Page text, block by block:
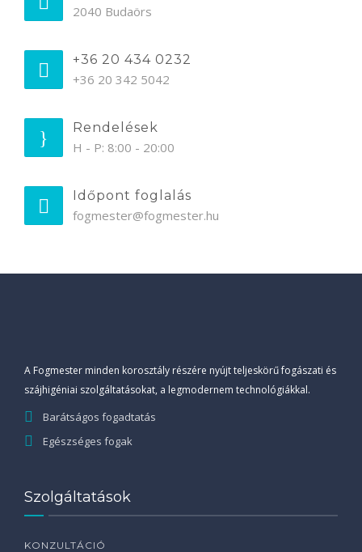
2040 Budaörs
+36 20 434 0232
+36 20 342 5042
Rendelések
H - P: 8:00 - 20:00
Időpont foglalás
fogmester@fogmester.hu
A Fogmester minden korosztály részére nyújt teljeskörű fogászati és
szájhigéniai szolgáltatásokat, a legmodernem technológiákkal.
Barátságos fogadtatás
Egészséges fogak
Szolgáltatások
KONZULTÁCIÓ